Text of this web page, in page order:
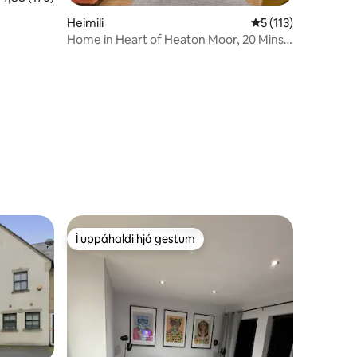
Heimili 5 af 5 í
5 (113)
Home in Heart of Heaton Moor, 20 Mins
Í uppáhaldi hjá gestum
Í uppáhaldi hjá gestum